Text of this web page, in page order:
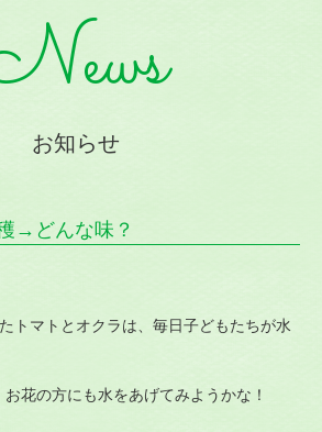
お知らせ
→どんな味？
トマトとオクラは、毎日子どもたちが水
花の方にも水をあげてみようかな！